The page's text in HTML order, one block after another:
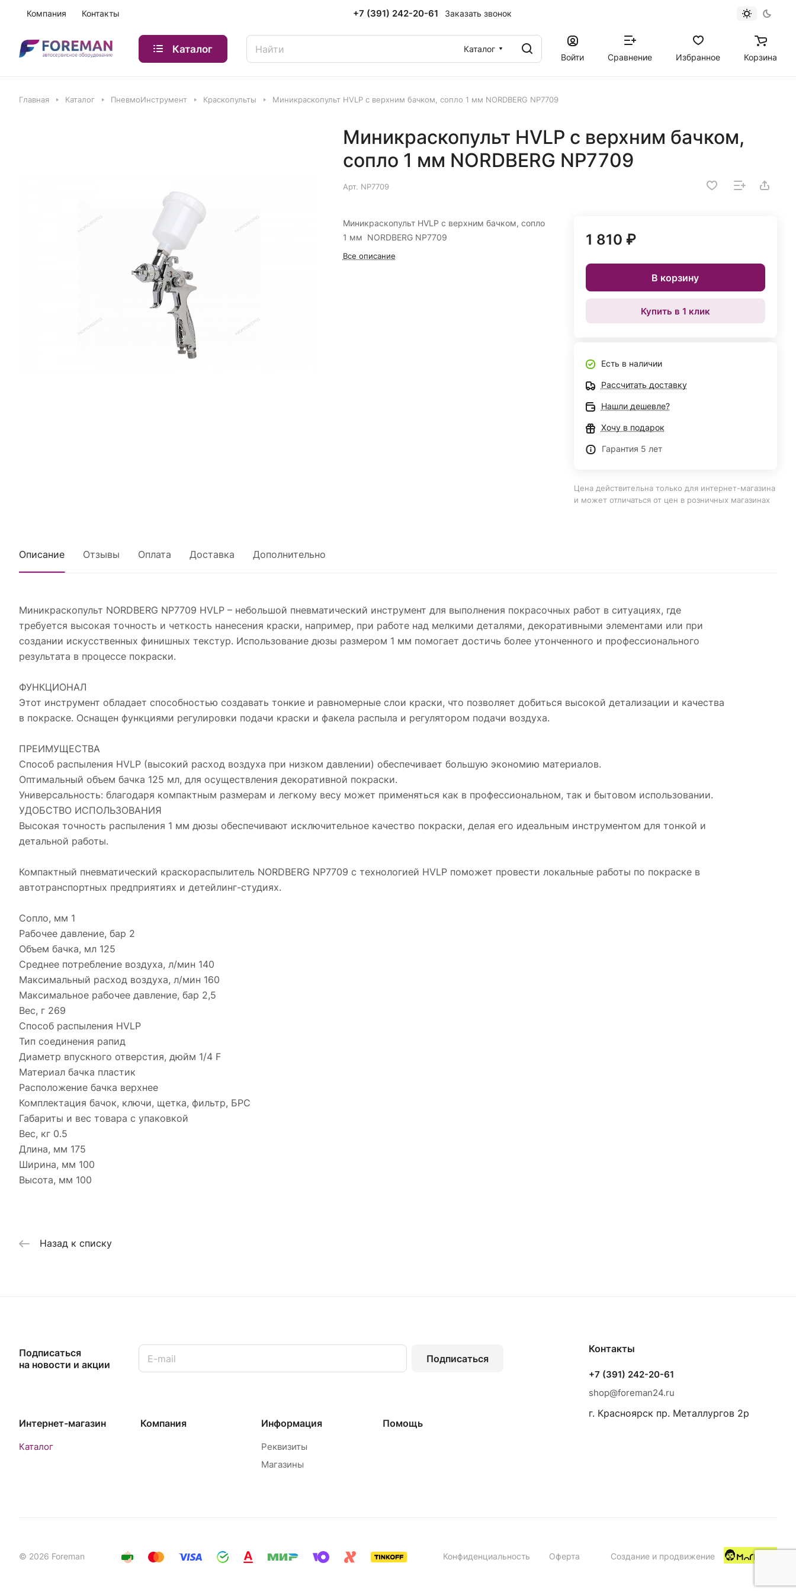
Компания Контакты +7 (391) 242-20-61 Заказать звонок
Каталог
Каталог
Войти
Сравнение Избранное Корзина
Главная Каталог ПневмоИнструмент Краскопульты Миникраскопульт HVLP с верхним бачком, сопло 1 мм NORDBERG NP7709
Миникраскопульт HVLP с верхним бачком,
сопло 1 мм NORDBERG NP7709
Арт. NP7709
Миникраскопульт HVLP с верхним бачком, сопло
1 мм NORDBERG NP7709
Все описание
1 810 ₽
В корзину
Купить в 1 клик
Есть в наличии
Рассчитать доставку
Нашли дешевле?
Хочу в подарок
Гарантия 5 лет
Цена действительна только для интернет-магазина
и может отличаться от цен в розничных магазинах
Описание Отзывы Оплата Доставка Дополнительно
Миникраскопульт NORDBERG NP7709 HVLP – небольшой пневматический инструмент для выполнения покрасочных работ в ситуациях, где
требуется высокая точность и четкость нанесения краски, например, при работе над мелкими деталями, декоративными элементами или при
создании искусственных финишных текстур. Использование дюзы размером 1 мм помогает достичь более утонченного и профессионального
результата в процессе покраски.
ФУНКЦИОНАЛ
Этот инструмент обладает способностью создавать тонкие и равномерные слои краски, что позволяет добиться высокой детализации и качества
в покраске. Оснащен функциями регулировки подачи краски и факела распыла и регулятором подачи воздуха.
ПРЕИМУЩЕСТВА
Способ распыления HVLP (высокий расход воздуха при низком давлении) обеспечивает большую экономию материалов.
Оптимальный объем бачка 125 мл, для осуществления декоративной покраски.
Универсальность: благодаря компактным размерам и легкому весу может применяться как в профессиональном, так и бытовом использовании.
УДОБСТВО ИСПОЛЬЗОВАНИЯ
Высокая точность распыления 1 мм дюзы обеспечивают исключительное качество покраски, делая его идеальным инструментом для тонкой и
детальной работы.
Компактный пневматический краскораспылитель NORDBERG NP7709 с технологией HVLP поможет провести локальные работы по покраске в
автотранспортных предприятиях и детейлинг-студиях.
Сопло, мм 1
Рабочее давление, бар 2
Объем бачка, мл 125
Среднее потребление воздуха, л/мин 140
Максимальный расход воздуха, л/мин 160
Максимальное рабочее давление, бар 2,5
Вес, г 269
Способ распыления HVLP
Тип соединения рапид
Диаметр впускного отверстия, дюйм 1/4 F
Материал бачка пластик
Расположение бачка верхнее
Комплектация бачок, ключи, щетка, фильтр, БРС
Габариты и вес товара с упаковкой
Вес, кг 0.5
Длина, мм 175
Ширина, мм 100
Высота, мм 100
Назад к списку
Подписаться
на новости и акции
Подписаться
Интернет-магазин
Каталог
Компания Информация
Реквизиты
Магазины
Помощь
Контакты
+7 (391) 242-20-61
shop@foreman24.ru
г. Красноярск пр. Металлургов 2р
© 2026 Foreman Конфиденциальность Оферта Создание и продвижение